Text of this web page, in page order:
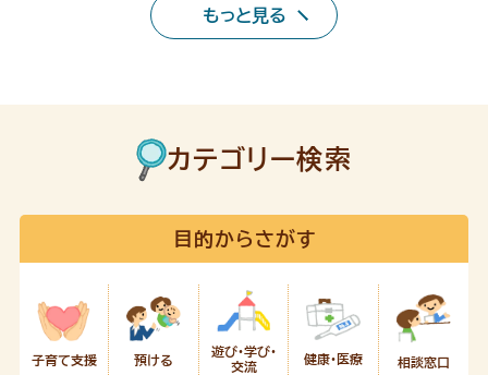
もっと見る
カテゴリー検索
目的からさがす
子育て支援 預ける
遊び・学び・
交流
健康・医療 相談窓口